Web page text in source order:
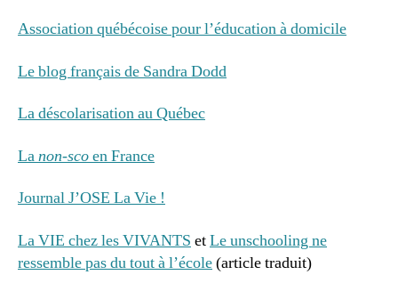
Association québécoise pour l’éducation à domicile
Le blog français de Sandra Dodd
La déscolarisation au Québec
Lanon-scoen France
Journal J’OSE La Vie !
La VIE chez les VIVANTS etLe unschooling ne
ressemble pas du tout à l’école(article traduit)